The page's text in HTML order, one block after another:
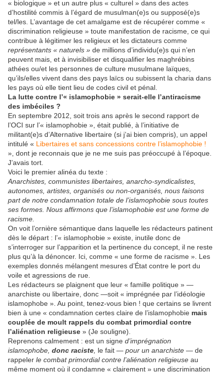
« biologique » et un autre plus « culturel » dans des actes
d’hostilité commis à l’égard de musulman(e)s ou supposé(e)s
tel/les. L’avantage de cet amalgame est de récupérer comme «
discrimination religieuse » toute manifestation de racisme, ce qui
contribue à légitimer les religieux et les dictateurs comme
représentants « naturels » de millions d’individu(e)s qui n’en
peuvent mais, et à invisibiliser et disqualifier les maghrébins
athées ou/et les personnes de culture musulmane laïques,
qu’ils/elles vivent dans des pays laïcs ou subissent la charia dans
les pays où elle tient lieu de codes civil et pénal.
La lutte contre l’« islamophobie » serait-elle l’antiracisme
des imbéciles ?
En septembre 2012, soit trois ans après le second rapport de
l’OCI sur l’« islamophobie », était publié, à l’initiative de
militant(e)s d’Alternative libertaire (si j’ai bien compris), un appel
intitulé « Libertaires et sans concessions contre l’islamophobie !
», dont je reconnais que je ne me suis pas préoccupé à l’époque.
J’avais tort.
Voici le premier alinéa du texte :
Anarchistes, communistes libertaires, anarcho-syndicalistes,
autonomes, artistes, organisés ou non-organisés, nous faisons
part de notre condamnation totale de l’islamophobie sous toutes
ses formes. Nous affirmons que l’islamophobie est une forme de
racisme.
On voit l’ornière sémantique dans laquelle les rédacteurs patinent
dès le départ : l’« islamophobie » existe, inutile donc de
s’interroger sur l’apparition et la pertinence du concept, il ne reste
plus qu’à la dénoncer. Ici, comme « une forme de racisme ». Les
exemples donnés mélangent mesures d’État contre le port du
voile et agressions de rue.
Les rédacteurs se plaignent que leur « famille politique » —
anarchiste ou libertaire, donc —soit « imprégnée par l’idéologie
islamophobe ». Au point, tenez-vous bien ! que certains se livrent
bien à une « condamnation certes claire de l’islamophobie mais
couplée de moult rappels du combat primordial contre
l’aliénation religieuse » (Je souligne).
Reprenons calmement : est un signe d’imprégnation
islamophobe, donc raciste le fait — pour un anarchiste — de
rappeler le combat primordial contre l’aliénation religieuse au
même moment où il condamne « clairement » une discrimination